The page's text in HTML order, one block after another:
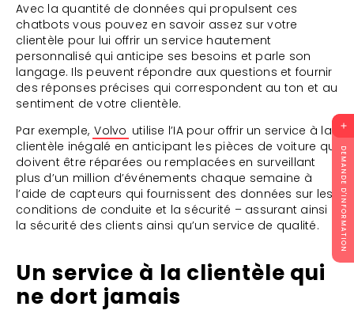
DEMANDE D'INFORMATION
Avec la quantité de données qui propulsent ces
chatbots vous pouvez en savoir assez sur votre
clientèle pour lui offrir un service hautement
personnalisé qui anticipe ses besoins et parle son
langage. Ils peuvent répondre aux questions et fournir
des réponses précises qui correspondent au ton et au
sentiment de votre clientèle.
Par exemple, Volvo utilise l’IA pour offrir un service à la
clientèle inégalé en anticipant les pièces de voiture qui
doivent être réparées ou remplacées en surveillant
plus d’un million d’événements chaque semaine à
l’aide de capteurs qui fournissent des données sur les
conditions de conduite et la sécurité – assurant ainsi
la sécurité des clients ainsi qu’un service de qualité.
Un service à la clientèle qui
ne dort jamais